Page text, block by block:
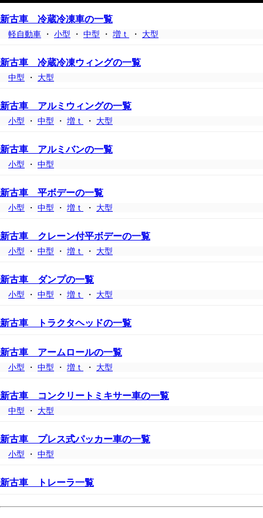
新古車 冷蔵冷凍車の一覧
軽自動車 ・ 小型 ・ 中型 ・ 増ｔ ・ 大型
新古車 冷蔵冷凍ウィングの一覧
中型 ・ 大型
新古車 アルミウィングの一覧
小型 ・ 中型 ・ 増ｔ ・ 大型
新古車 アルミバンの一覧
小型 ・ 中型
新古車 平ボデーの一覧
小型 ・ 中型 ・ 増ｔ ・ 大型
新古車 クレーン付平ボデーの一覧
小型 ・ 中型 ・ 増ｔ ・ 大型
新古車 ダンプの一覧
小型 ・ 中型 ・ 増ｔ ・ 大型
新古車 トラクタヘッドの一覧
新古車 アームロールの一覧
小型 ・ 中型 ・ 増ｔ ・ 大型
新古車 コンクリートミキサー車の一覧
中型 ・ 大型
新古車 プレス式パッカー車の一覧
小型 ・ 中型
新古車 トレーラ一覧